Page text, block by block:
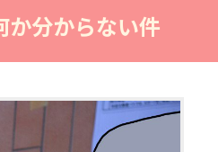
か分からない件